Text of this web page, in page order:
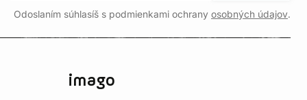
Odoslaním súhlasíš s podmienkami ochrany osobných údajov.
imago